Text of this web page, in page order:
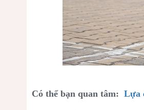
Có thể bạn quan tâm: Lựa